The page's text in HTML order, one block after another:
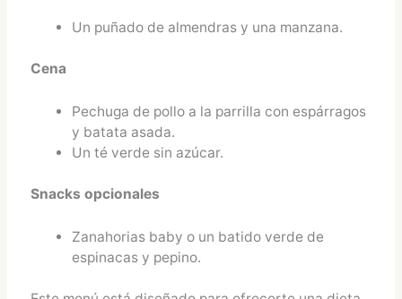
Un puñado de almendras y una manzana.
Cena
Pechuga de pollo a la parrilla con espárragos
y batata asada.
Un té verde sin azúcar.
Snacks opcionales
Zanahorias baby o un batido verde de
espinacas y pepino.